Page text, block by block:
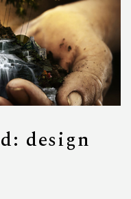
design